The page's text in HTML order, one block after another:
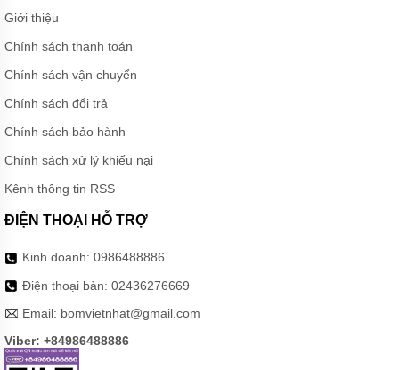
Giới thiệu
Chính sách thanh toán
Chính sách vận chuyển
Chính sách đổi trả
Chính sách bảo hành
Chính sách xử lý khiếu nại
Kênh thông tin RSS
ĐIỆN THOẠI HỖ TRỢ
Kinh doanh: 0986488886
Điện thoại bàn: 02436276669
Email: bomvietnhat@gmail.com
Viber: +84986488886